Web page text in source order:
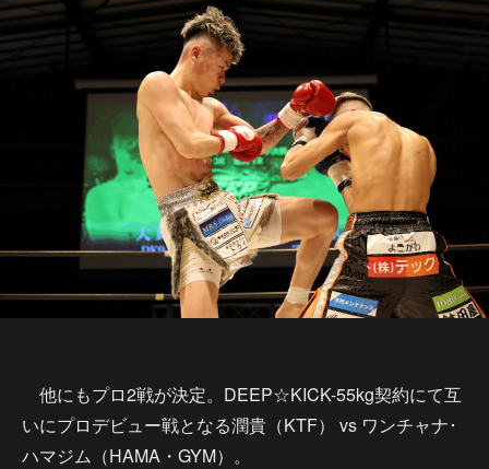
他にもプロ2戦が決定。DEEP☆KICK-55kg契約にて互
いにプロデビュー戦となる潤貴（KTF） vs ワンチャナ･
ハマジム（HAMA・GYM）。